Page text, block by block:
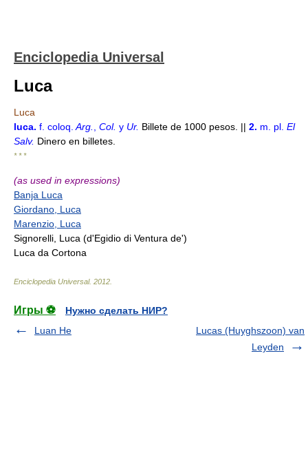
Enciclopedia Universal
Luca
Luca
luca. f. coloq. Arg. Col. y Ur. Billete de 1000 pesos. || 2. m. pl. El
Salv. Dinero en billetes.
* * *
(as used in expressions)
Banja Luca
Giordano, Luca
Marenzio, Luca
Signorelli, Luca (d'Egidio di Ventura de')
Luca da Cortona
Enciclopedia Universal. 2012
Игры ⚽
Нужно сделать НИР?
Luan He
Lucas (Huyghszoon) van
Leyden